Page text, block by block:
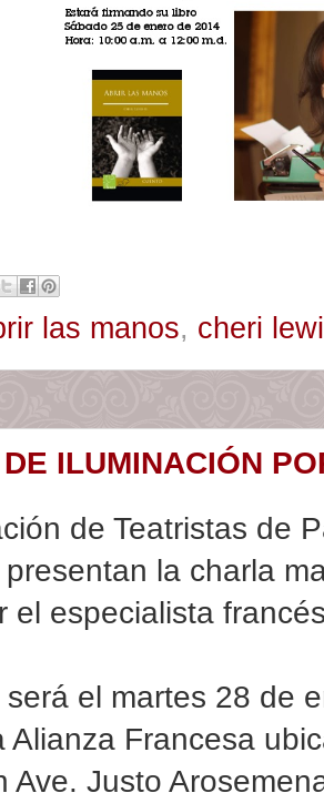
las manos, cheri
ILUMINACIÓN
de Teatristas de
presentan la charla
el especialista
será el martes 28 de
Alianza Francesa
Ave. Justo